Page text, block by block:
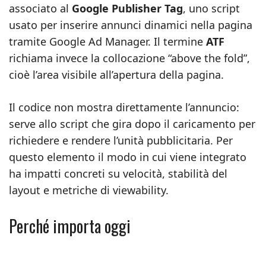
associato al Google Publisher Tag, uno script
usato per inserire annunci dinamici nella pagina
tramite Google Ad Manager. Il termine ATF
richiama invece la collocazione “above the fold”,
cioè l’area visibile all’apertura della pagina.
Il codice non mostra direttamente l’annuncio:
serve allo script che gira dopo il caricamento per
richiedere e rendere l’unità pubblicitaria. Per
questo elemento il modo in cui viene integrato
ha impatti concreti su velocità, stabilità del
layout e metriche di viewability.
Perché importa oggi